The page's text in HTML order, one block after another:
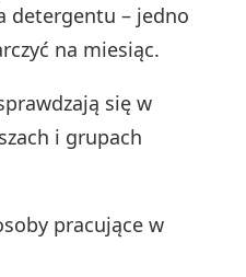
detergentu – jedno
na miesiąc.
się w
i grupach
pracujące w